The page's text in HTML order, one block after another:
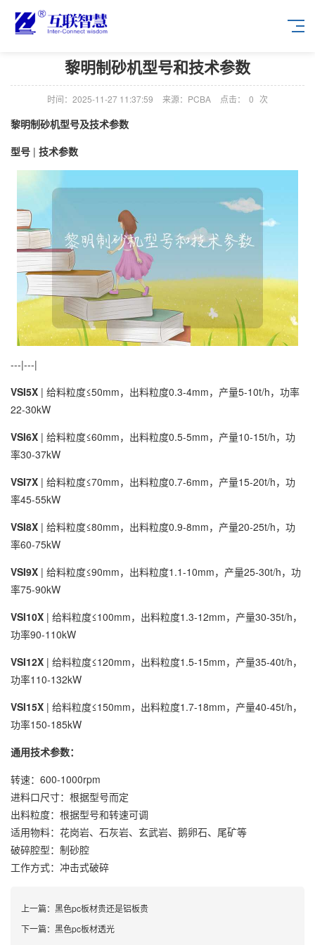
黎明制砂机型号和技术参数
时间：2025-11-27 11:37:59 来源：PCBA 点击： 0 次
黎明制砂机型号及技术参数
型号 | 技术参数
---|---|
VSI5X | 给料粒度≤50mm，出料粒度0.3-4mm，产量5-10t/h，功率
22-30kW
VSI6X | 给料粒度≤60mm，出料粒度0.5-5mm，产量10-15t/h，功
率30-37kW
VSI7X | 给料粒度≤70mm，出料粒度0.7-6mm，产量15-20t/h，功
率45-55kW
VSI8X | 给料粒度≤80mm，出料粒度0.9-8mm，产量20-25t/h，功
率60-75kW
VSI9X | 给料粒度≤90mm，出料粒度1.1-10mm，产量25-30t/h，功
率75-90kW
VSI10X | 给料粒度≤100mm，出料粒度1.3-12mm，产量30-35t/h，
功率90-110kW
VSI12X | 给料粒度≤120mm，出料粒度1.5-15mm，产量35-40t/h，
功率110-132kW
VSI15X | 给料粒度≤150mm，出料粒度1.7-18mm，产量40-45t/h，
功率150-185kW
通用技术参数：
转速：600-1000rpm
进料口尺寸：根据型号而定
出料粒度：根据型号和转速可调
适用物料：花岗岩、石灰岩、玄武岩、鹅卵石、尾矿等
破碎腔型：制砂腔
工作方式：冲击式破碎
上一篇： 黑色pc板材贵还是铝板贵
下一篇： 黑色pc板材透光